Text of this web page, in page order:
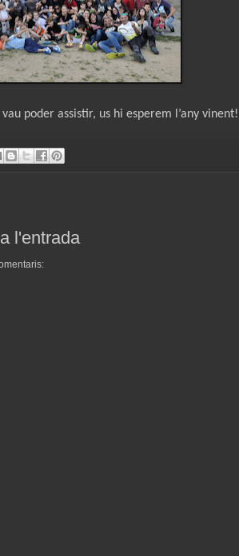
poder assistir, us hi esperem l’any vinent!
l'entrada